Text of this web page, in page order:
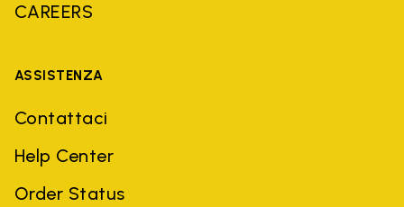
CAREERS
ASSISTENZA
Contattaci
Help Center
Order Status